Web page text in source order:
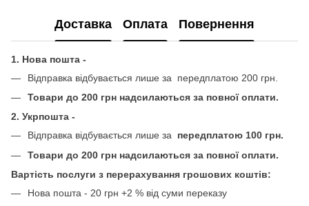
Доставка Оплата Повернення
1. Нова пошта -
Відправка відбувається лише за передплатою 200 грн.
Товари до 200 грн надсилаються за повної оплати.
2. Укрпошта -
Відправка відбувається лише за передплатою 100 грн.
Товари до 200 грн надсилаються за повної оплати.
Вартість послуги з перерахування грошових коштів:
Нова пошта - 20 грн +2 % від суми переказу